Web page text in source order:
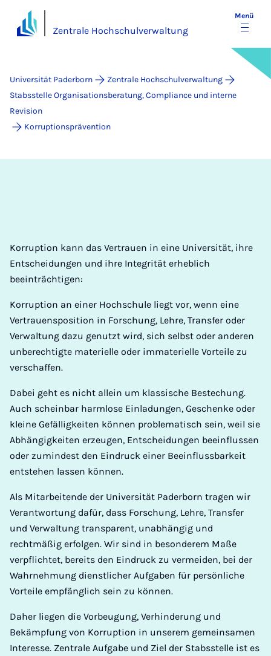
Zentrale Hochschulverwaltung
Menü
Universität Paderborn
Zentrale Hochschulverwaltung
Stabsstelle Organisationsberatung, Compliance und interne
Revision
Korruptionsprävention
Korruption kann das Vertrauen in eine Universität, ihre
Entscheidungen und ihre Integrität erheblich
beeinträchtigen:
Korruption an einer Hochschule liegt vor, wenn eine
Vertrauensposition in Forschung, Lehre, Transfer oder
Verwaltung dazu genutzt wird, sich selbst oder anderen
unberechtigte materielle oder immaterielle Vorteile zu
verschaffen.
Dabei geht es nicht allein um klassische Bestechung.
Auch scheinbar harmlose Einladungen, Geschenke oder
kleine Gefälligkeiten können problematisch sein, weil sie
Abhängigkeiten erzeugen, Entscheidungen beeinflussen
oder zumindest den Eindruck einer Beeinflussbarkeit
entstehen lassen können.
Als Mitarbeitende der Universität Paderborn tragen wir
Verantwortung dafür, dass Forschung, Lehre, Transfer
und Verwaltung transparent, unabhängig und
rechtmäßig erfolgen. Wir sind in besonderem Maße
verpflichtet, bereits den Eindruck zu vermeiden, bei der
Wahrnehmung dienstlicher Aufgaben für persönliche
Vorteile empfänglich sein zu können.
Daher liegen die Vorbeugung, Verhinderung und
Bekämpfung von Korruption in unserem gemeinsamen
Interesse. Zentrale Aufgabe und Ziel der Stabsstelle ist es